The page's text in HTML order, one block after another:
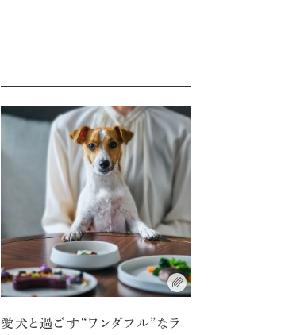
愛犬と過ごす“ワンダフル”なラ